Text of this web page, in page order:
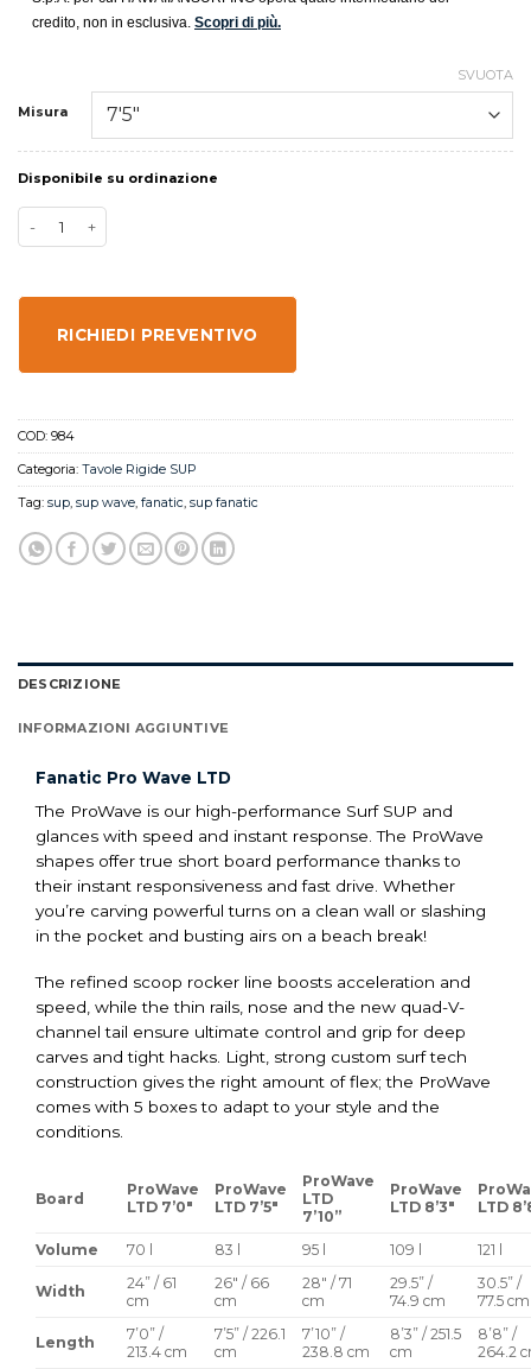
credito, non in esclusiva. Scopri di più.
Misura
SVUOTA
Disponibile su ordinazione
RICHIEDI PREVENTIVO
COD: 984
Categoria: Tavole Rigide SUP
Tag: sup, sup wave, fanatic, sup fanatic
DESCRIZIONE
INFORMAZIONI AGGIUNTIVE
Fanatic Pro Wave LTD
The ProWave is our high-performance Surf SUP and
glances with speed and instant response. The ProWave
shapes offer true short board performance thanks to
their instant responsiveness and fast drive. Whether
you’re carving powerful turns on a clean wall or slashing
in the pocket and busting airs on a beach break!
The refined scoop rocker line boosts acceleration and
speed, while the thin rails, nose and the new quad-V-
channel tail ensure ultimate control and grip for deep
carves and tight hacks. Light, strong custom surf tech
construction gives the right amount of flex; the ProWave
comes with 5 boxes to adapt to your style and the
conditions.
Board
ProWave
LTD 7’0″
ProWave
LTD 7’5″
ProWave
LTD
7’10”
ProWave
LTD 8’3″
LTD
Volume 70 l 83 l 95 l 109 l 121 l
Width
24” / 61
cm
26″ / 66
cm
28″ / 71
cm
29.5” /
74.9 cm
30.5” /
77.5 cm
Length
7’0” /
213.4 cm
7’5” / 226.1
cm
7’10” /
238.8 cm
8’3” / 251.5
cm
8’8” /
264.2